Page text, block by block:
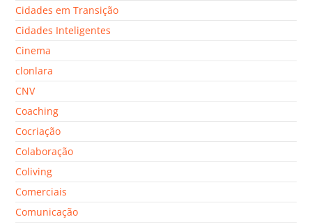
Cidades em Transição
Cidades Inteligentes
Cinema
clonlara
CNV
Coaching
Cocriação
Colaboração
Coliving
Comerciais
Comunicação